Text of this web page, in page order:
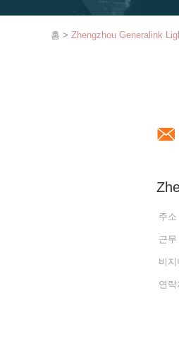
홈 > Zhengzhou Generalink
주소
근
비
연락